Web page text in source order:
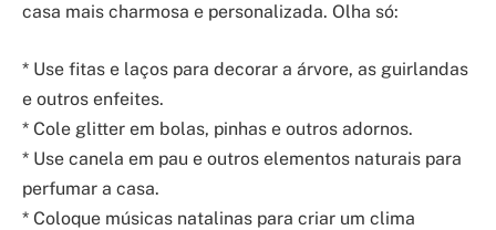
casa mais charmosa e personalizada. Olha só:
* Use fitas e laços para decorar a árvore, as guirlandas
e outros enfeites.
* Cole glitter em bolas, pinhas e outros adornos.
* Use canela em pau e outros elementos naturais para
perfumar a casa.
* Coloque músicas natalinas para criar um clima